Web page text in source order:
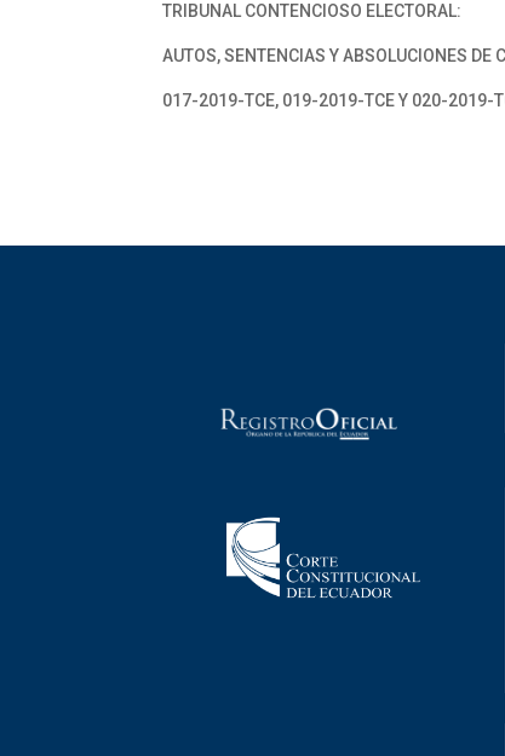
TRIBUNAL CONTENCIOSO ELECTORAL:
AUTOS, SENTENCIAS Y ABSOLUCIONES DE
017-2019-TCE, 019-2019-TCE Y 020-2019-